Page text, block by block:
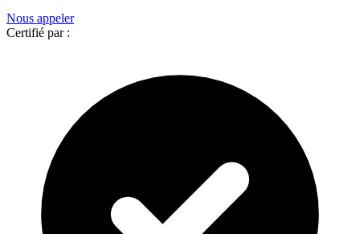
Nous appeler
Certifié par :